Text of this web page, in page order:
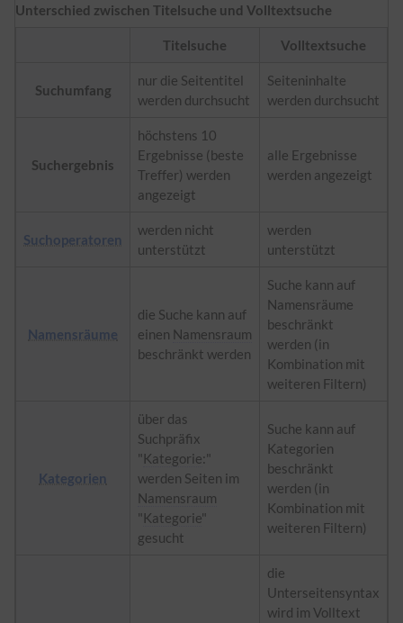
Unterschied zwischen Titelsuche und Volltextsuche
Titelsuche Volltextsuche
Suchumfang
nur die Seitentitel
werden durchsucht
Seiteninhalte
werden durchsucht
Suchergebnis
höchstens 10
Ergebnisse (beste
Treffer) werden
angezeigt
alle Ergebnisse
werden angezeigt
Suchoperatoren
werden nicht
unterstützt
werden
unterstützt
Namensräume
die Suche kann auf
einen Namensraum
beschränkt werden
Suche kann auf
Namensräume
beschränkt
werden (in
Kombination mit
weiteren Filtern)
Kategorien
über das
Suchpräfix
"Kategorie:"
werden Seiten im
Namensraum
"Kategorie"
gesucht
Suche kann auf
Kategorien
beschränkt
werden (in
Kombination mit
weiteren Filtern)
die
Unterseitensyntax
wird im Volltext